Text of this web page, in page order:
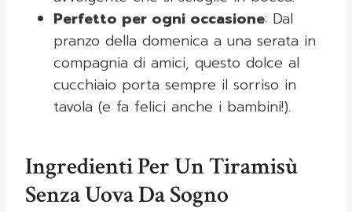
Perfetto per ogni occasione: Dal
pranzo della domenica a una serata in
compagnia di amici, questo dolce al
cucchiaio porta sempre il sorriso in
tavola (e fa felici anche i bambini!).
Ingredienti Per Un Tiramisù
Senza Uova Da Sogno